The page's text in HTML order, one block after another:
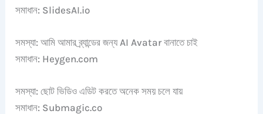
সমাধান: SlidesAI.io
সমস্যা: আমি আমার ব্র্যান্ডের জন্য AI Avatar বানাতে চাই
সমাধান: Heygen.com
সমস্যা: ছোট ভিডিও এডিট করতে অনেক সময় চলে যায়
সমাধান: Submagic.co